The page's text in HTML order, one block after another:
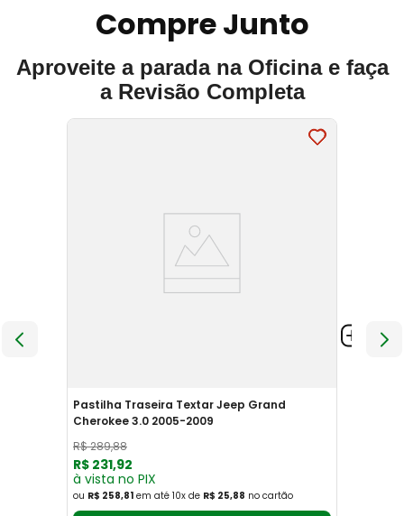
Compre Junto
Aproveite a parada na Oficina e faça
a Revisão Completa
Pastilha Traseira Textar Jeep Grand
Cherokee 3.0 2005-2009
R$289,88
R$ 231,92
à vista no PIX
ou R$ 258,81 em até 10x de R$ 25,88 no cartão